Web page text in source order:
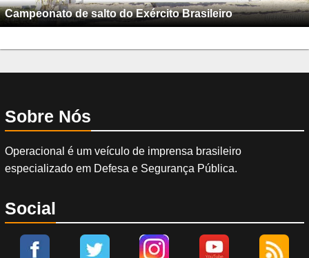
Campeonato de salto do Exército Brasileiro
Sobre Nós
Operacional é um veículo de imprensa brasileiro
especializado em Defesa e Segurança Pública.
Social